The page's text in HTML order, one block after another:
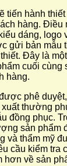
tiến hành
hàng.
dáng, logo
gửi bản mẫu
Đây là
cuối
hàng.
phê
thường
đồng phục.
sản phẩm
và thẩm mỹ
cầu kiểm tra
hơn về sản